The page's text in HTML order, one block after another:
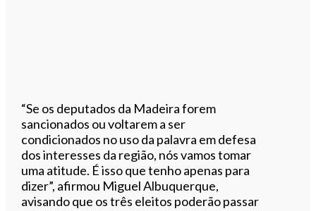
“Se os deputados da Madeira forem
sancionados ou voltarem a ser
condicionados no uso da palavra em defesa
dos interesses da região, nós vamos tomar
uma atitude. É isso que tenho apenas para
dizer”, afirmou Miguel Albuquerque,
avisando que os três eleitos poderão passar